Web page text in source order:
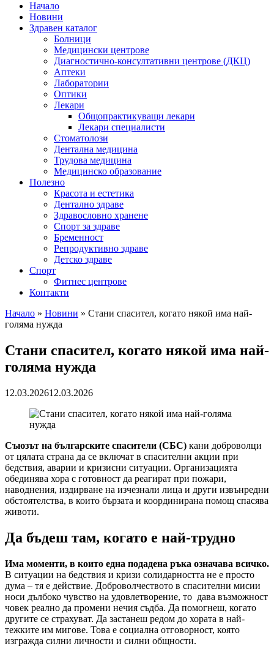
Начало
Новини
Здравен каталог
Болници
Медицински центрове
Диагностично-консултативни центрове (ДКЦ)
Аптеки
Лаборатории
Оптики
Лекари
Общопрактикуващи лекари
Лекари специалисти
Стоматолози
Дентална медицина
Трудова медицина
Медицинско образование
Полезно
Красота и естетика
Дентално здраве
Здравословно хранене
Спорт за здраве
Бременност
Репродуктивно здраве
Детско здраве
Спорт
Фитнес центрове
Контакти
Начало » Новини » Стани спасител, когато някой има най-
голяма нужда
Стани спасител, когато някой има най-
голяма нужда
12.03.202612.03.2026
Съюзът на българските спасители (СБС) кани доброволци
от цялата страна да се включат в спасителни акции при
бедствия, аварии и кризисни ситуации. Организацията
обединява хора с готовност да реагират при пожари,
наводнения, издирване на изчезнали лица и други извънредни
обстоятелства, в които бързата и координирана помощ спасява
животи.
Да бъдеш там, когато е най-трудно
Има моменти, в които една подадена ръка означава всичко.
В ситуации на бедствия и кризи солидарността не е просто
дума – тя е действие. Доброволчеството в спасителни мисии
носи дълбоко чувство на удовлетворение, то дава възможност
човек реално да промени нечия съдба. Да помогнеш, когато
другите се страхуват. Да застанеш редом до хората в най-
тежките им мигове. Това е социална отговорност, която
изгражда силни личности и силни общности.